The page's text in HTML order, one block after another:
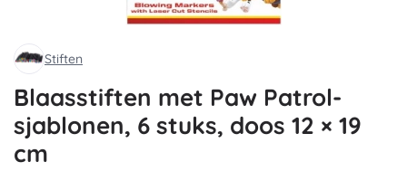
Stiften
Blaasstiften met Paw Patrol-
sjablonen, 6 stuks, doos 12 × 19
cm